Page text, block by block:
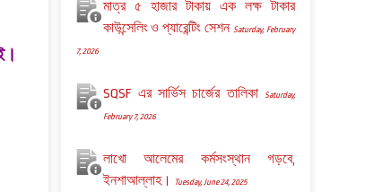
মাত্র ৫ হাজার টাকায় এক লক্ষ টাকার
কাউন্সেলিং ও প্যারেন্টিং সেশনSaturday, February
7, 2026
SQSF এর সার্ভিস চার্জের তালিকা Saturday,
February 7, 2026
লাখো আলেমের কর্মসংস্থান গড়বে,
ইনশাআল্লাহ।
Tuesday, June 24, 2025